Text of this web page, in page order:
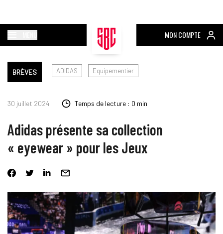
MON COMPTE
BRÈVES ADIDAS Equipementier
30 juillet 2024 Temps de lecture : 0 min
Adidas présente sa collection
« eyewear » pour les Jeux